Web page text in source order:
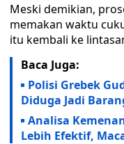
Meski demikian,
memakan waktu
itu kembali ke
Baca Juga:
Polisi Grebek
Diduga Jadi
Analisa
Lebih Efektif,